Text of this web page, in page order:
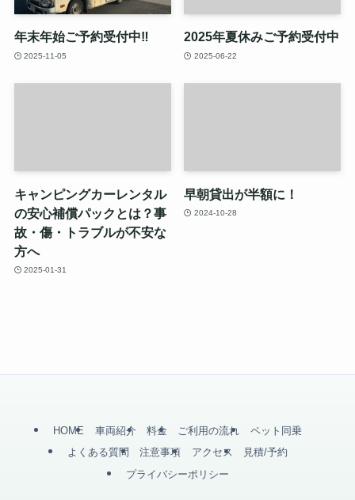
年末年始ご予約受付中‼️
2025-11-05
2025年夏休みご予約受付中
2025-06-22
キャンピングカーレンタル
の安心補償パックとは？事
故・傷・トラブルが不安な
方へ
2025-01-31
早朝貸出が半額に！
2024-10-28
HOME 車両紹介 料金 ご利用の流れ
ペット同乗
よくある質問
注意事項 アクセス
見積/予約
プライバシーポリシー